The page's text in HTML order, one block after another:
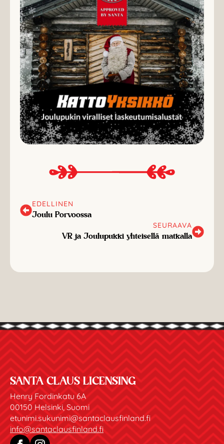
EDELLINEN
Joulu Porvoossa
SEURAAVA
VR ja Joulupukki yhteisellä matkalla
SANTA CLAUS LICENSING
Henry Fordinkatu 6A
00150 Helsinki, Suomi
etunimi.sukunimi@santaclausfinland.fi
info@santaclausfinland.fi